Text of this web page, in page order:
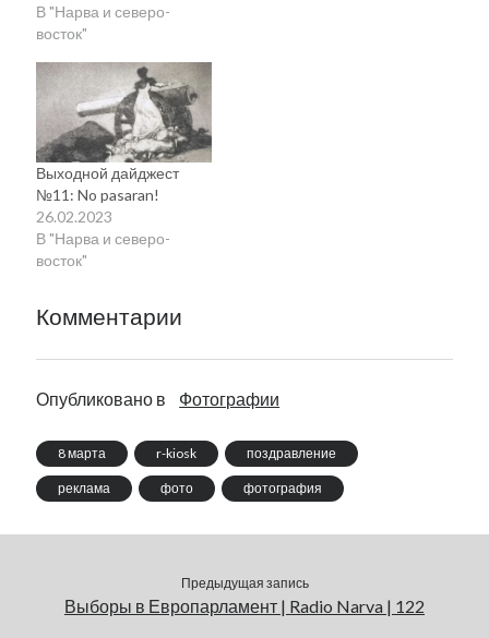
Отзывы и предложения по блогу:
anton.stalnuhhin@gmail.com
столицы. "Где я был? На
лестнице, держал вход
ерунда, их всего 26 и
было..." Валентина
Мокиевская и Кузя
Зверев на открытии
юбилейной выставки
Валентина Мокиевского
(1950 -…
В "Нарва и северо-
восток"
Выходной дайджест
№11: No pasaran!
26.02.2023
В "Нарва и северо-
восток"
Комментарии
Опубликовано в Фотографии
8 марта r-kiosk поздравление
реклама фото фотография
Предыдущая запись
Выборы в Европарламент | Radio Narva | 122